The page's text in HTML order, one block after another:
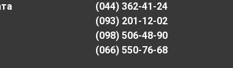
(044) 362-41-24
(093) 201-12-02
(098) 506-48-90
(066) 550-76-68